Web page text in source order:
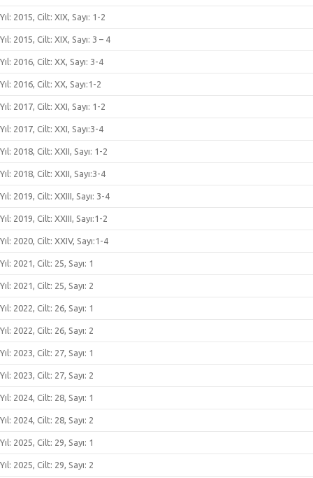
Yıl: 2015, Cilt: XIX, Sayı: 1-2
Yıl: 2015, Cilt: XIX, Sayı: 3 – 4
Yıl: 2016, Cilt: XX, Sayı: 3-4
Yıl: 2016, Cilt: XX, Sayı:1-2
Yıl: 2017, Cilt: XXI, Sayı: 1-2
Yıl: 2017, Cilt: XXI, Sayı:3-4
Yıl: 2018, Cilt: XXII, Sayı: 1-2
Yıl: 2018, Cilt: XXII, Sayı:3-4
Yıl: 2019, Cilt: XXIII, Sayı: 3-4
Yıl: 2019, Cilt: XXIII, Sayı:1-2
Yıl: 2020, Cilt: XXIV, Sayı:1-4
Yıl: 2021, Cilt: 25, Sayı: 1
Yıl: 2021, Cilt: 25, Sayı: 2
Yıl: 2022, Cilt: 26, Sayı: 1
Yıl: 2022, Cilt: 26, Sayı: 2
Yıl: 2023, Cilt: 27, Sayı: 1
Yıl: 2023, Cilt: 27, Sayı: 2
Yıl: 2024, Cilt: 28, Sayı: 1
Yıl: 2024, Cilt: 28, Sayı: 2
Yıl: 2025, Cilt: 29, Sayı: 1
Yıl: 2025, Cilt: 29, Sayı: 2